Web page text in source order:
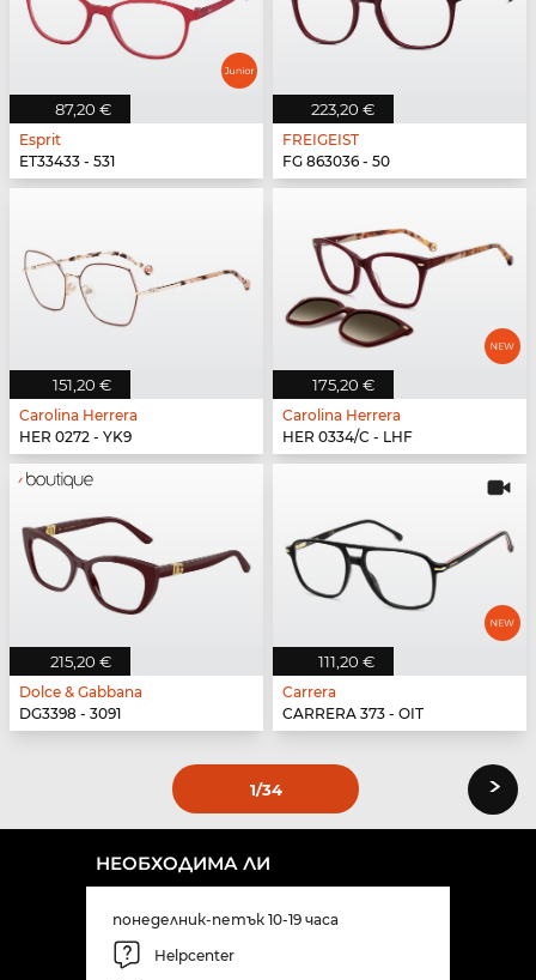
87,20 €
Esprit
ET33433 - 531
223,20 €
FREIGEIST
FG 863036 - 50
151,20 €
Carolina Herrera
HER 0272 - YK9
175,20 €
Carolina Herrera
HER 0334/C - LHF
215,20 €
Dolce & Gabbana
DG3398 - 3091
111,20 €
Carrera
CARRERA 373 - OIT
1/34 ›
НЕОБХОДИМА ЛИ
понеделник-петък 10-19 часа
Helpcenter